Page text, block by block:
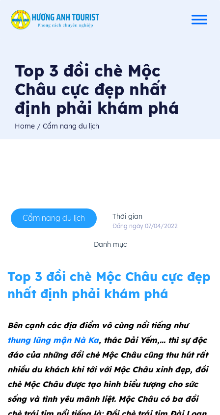
Top 3 đồi chè Mộc
Châu cực đẹp nhất
định phải khám phá
Home / Cẩm nang du lịch
Cẩm nang du lịch Thời gian
Đăng ngày 07/04/2022
Danh mục
Top 3 đồi chè Mộc Châu cực đẹp
nhất định phải khám phá
Bên cạnh các địa điểm vô cùng nổi tiếng như
thung lũng mận Nà Ka, thác Dải Yếm,… thì sự độc
đáo của những đồi chè Mộc Châu cũng thu hút rất
nhiều du khách khi tới với Mộc Châu xinh đẹp, đồi
chè Mộc Châu được tạo hình biểu tượng cho sức
sống và tình yêu mãnh liệt. Mộc Châu có ba đồi